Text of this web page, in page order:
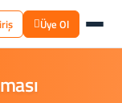
Üye Ol